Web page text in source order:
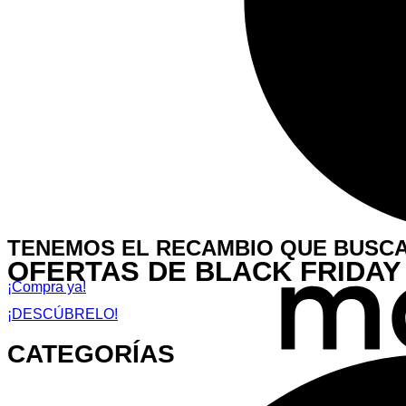
TENEMOS EL RECAMBIO QUE
¡Compra ya!
OFERTAS DE BLACK FRIDAY
¡DESCÚBRELO!
CATEGORÍAS